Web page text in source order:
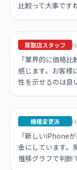
比較って大事です
買取店スタッフ
「業界的に価格
感じます。お客様
性を示せるのは良
機種変更派
「新しいiPhone
金にしています。
推移グラフで判断